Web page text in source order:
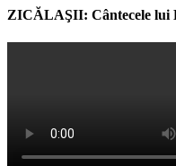
ZICĂLAŞII: Cântecele lui